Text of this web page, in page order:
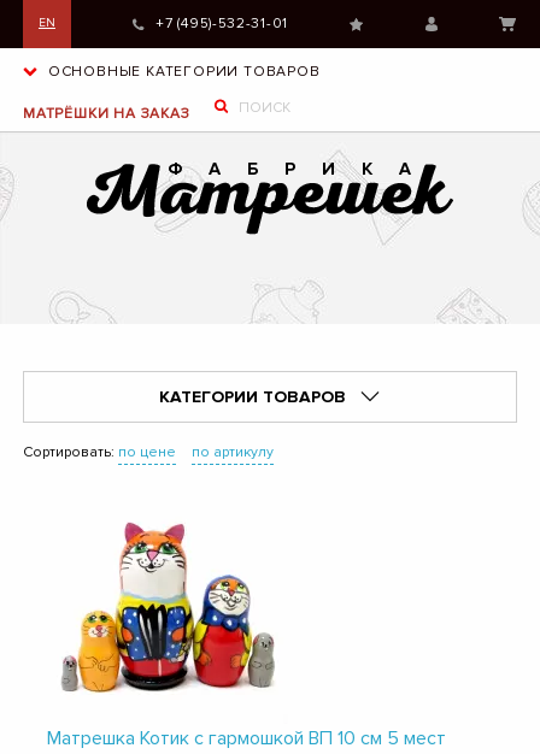
EN +7 (495)-532-31-01
ОСНОВНЫЕ КАТЕГОРИИ ТОВАРОВ
МАТРЁШКИ НА ЗАКАЗ
КАТЕГОРИИ ТОВАРОВ
Сортировать: по цене по артикулу
Матрешка Котик с гармошкой ВП 10 см 5 мест